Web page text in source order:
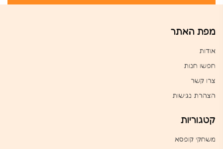
מפת האתר
אודות
חפשו חנות
צרו קשר
הצהרת נגישות
קטגוריות
משחקי קופסא